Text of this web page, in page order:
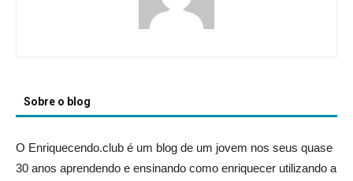
Sobre o blog
O Enriquecendo.club é um blog de um jovem nos seus quase
30 anos aprendendo e ensinando como enriquecer utilizando a